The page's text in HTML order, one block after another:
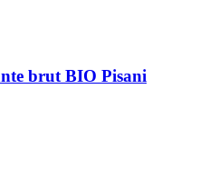
brut BIO Pisani